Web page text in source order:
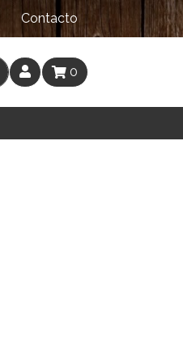
Contacto
0